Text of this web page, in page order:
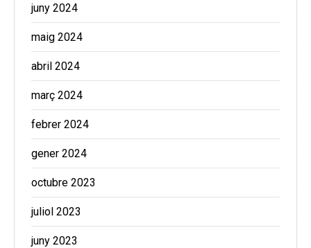
juny 2024
maig 2024
abril 2024
març 2024
febrer 2024
gener 2024
octubre 2023
juliol 2023
juny 2023